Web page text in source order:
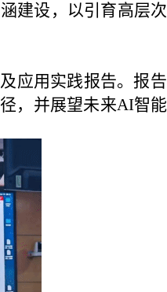
建设，以引育高层
应用实践报告。报
，并展望未来AI智